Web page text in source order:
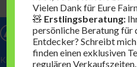
KisS-Kinderschuhe Shion
Vielen Dank für Eure
🧸 Erstlingsberatung:
persönliche Beratung für
Entdecker? Schreibt
finden einen exklusiven
regulären Verkaufszeiten.